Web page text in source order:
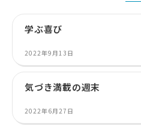
学ぶ喜び
2022年9月13日
気づき満載の週末
2022年6月27日